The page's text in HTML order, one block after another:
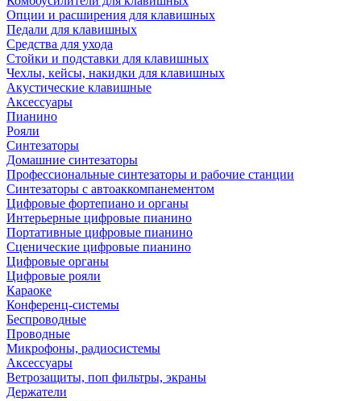
Опции и расширения для клавишных
Педали для клавишных
Средства для ухода
Стойки и подставки для клавишных
Чехлы, кейсы, накидки для клавишных
Акустические клавишные
Аксессуары
Пианино
Рояли
Синтезаторы
Домашние синтезаторы
Профессиональные синтезаторы и рабочие станции
Синтезаторы с автоаккомпанементом
Цифровые фортепиано и органы
Интерьерные цифровые пианино
Портативные цифровые пианино
Сценические цифровые пианино
Цифровые органы
Цифровые рояли
Караоке
Конференц-системы
Беспроводные
Проводные
Микрофоны, радиосистемы
Аксессуары
Ветрозащиты, поп фильтры, экраны
Держатели